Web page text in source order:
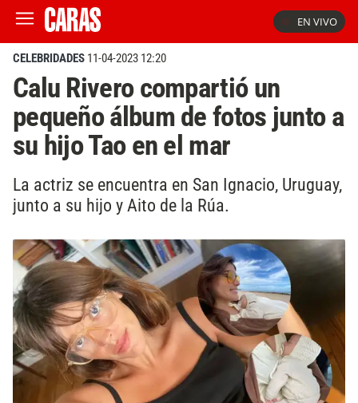
EN VIVO
CELEBRIDADES 11-04-2023 12:20
Calu Rivero compartió un
pequeño álbum de fotos junto a
su hijo Tao en el mar
La actriz se encuentra en San Ignacio, Uruguay,
junto a su hijo y Aito de la Rúa.